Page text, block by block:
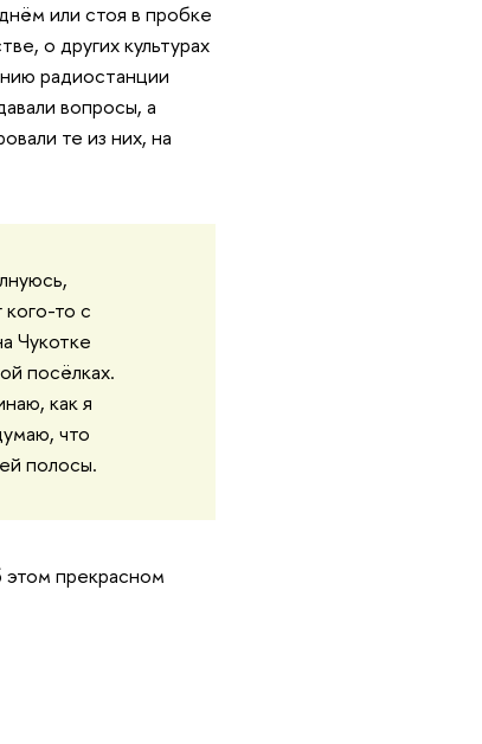
или стоя в пробке
о других культурах
радиостанции
вопросы, а
те из них, на
кого-то с
Чукотке
посёлках.
как я
что
полосы.
этом прекрасном